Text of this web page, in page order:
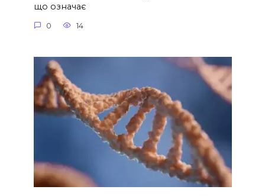
що означає
0 14